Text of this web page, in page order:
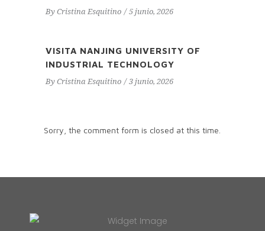
By Cristina Esquitino 5 junio, 2026
VISITA NANJING UNIVERSITY OF
INDUSTRIAL TECHNOLOGY
By Cristina Esquitino 3 junio, 2026
Sorry, the comment form is closed at this time.